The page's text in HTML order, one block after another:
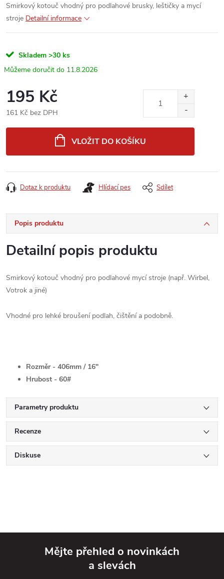
Smirkový kotouč vhodný pro podlahové brusky, leštičky a mycí
stroje Detailní informace
Skladem >30 ks
11.8.2026
195 Kč
161 Kč bez DPH
VLOŽIT DO KOŠÍKU
Dotaz k produktu Hlídací pes Sdílet
Popis produktu
Detailní popis produktu
Smirkový kotouč vhodný pro podlahové mycí stroje (např. Wirbel,
Votrok a jiné)
Vhodné pro lehké broušení podlah, čištění a podobně.
Rozměr - 406mm / 16"
Hrubost - 60#
Parametry produktu
Recenze
Diskuse
Mějte přehled o novinkách
a slevách